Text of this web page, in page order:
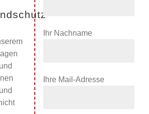
Ihr Nachname
Ihre Mail-Adresse